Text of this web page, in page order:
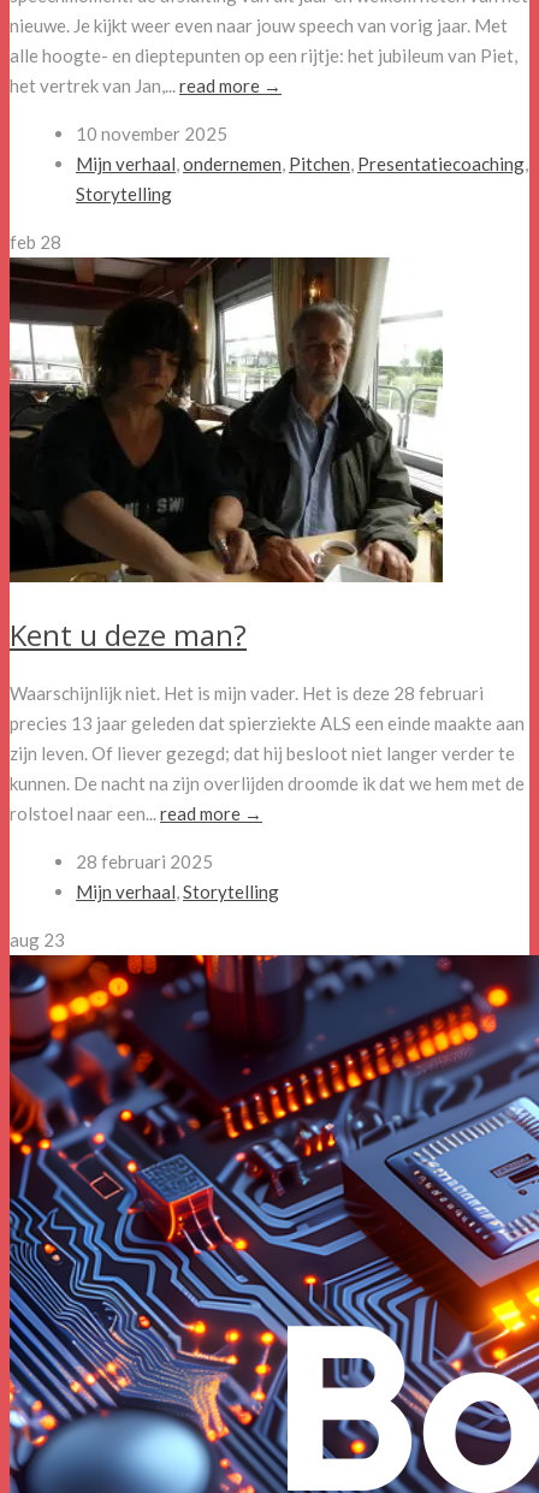
nieuwe. Je kijkt weer even naar jouw speech van vorig jaar. Met
alle hoogte- en dieptepunten op een rijtje: het jubileum van Piet,
het vertrek van Jan,...read more →
10 november 2025
Mijn verhaal,ondernemen, Pitchen, Presentatiecoaching,
Storytelling
feb 28
Kent u deze man?
Waarschijnlijk niet. Het is mijn vader. Het is deze 28 februari
precies 13 jaar geleden dat spierziekte ALS een einde maakte aan
zijn leven. Of liever gezegd; dat hij besloot niet langer verder te
kunnen. De nacht na zijn overlijden droomde ik dat we hem met de
rolstoel naar een...read more →
28 februari 2025
Mijn verhaal,Storytelling
aug 23